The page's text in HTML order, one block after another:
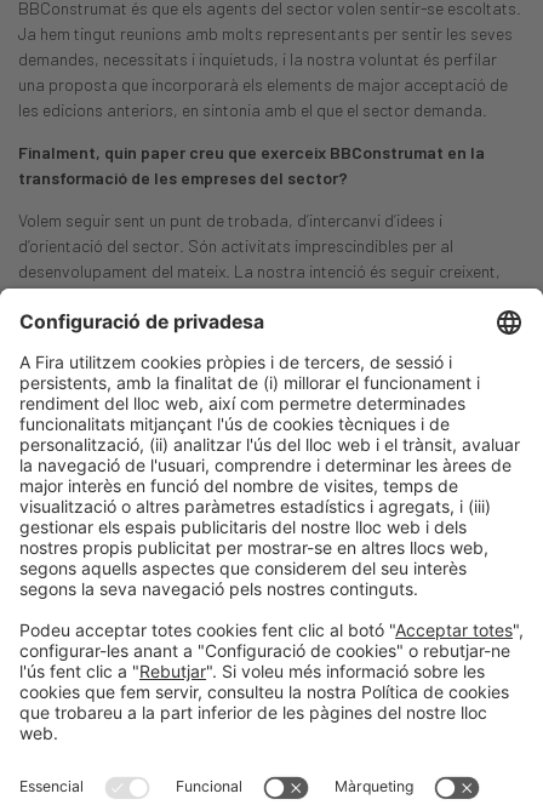
BBConstrumat és que els agents del sector volen sentir-se escoltats.
Ja hem tingut reunions amb molts representants per sentir les seves
demandes, necessitats i inquietuds, i la nostra voluntat és perfilar
una proposta que incorporarà els elements de major acceptació de
les edicions anteriors, en sintonia amb el que el sector demanda.
Finalment, quin paper creu que exerceix BBConstrumat en la
transformació de les empreses del sector?
Volem seguir sent un punt de trobada, d’intercanvi d’idees i
d’orientació del sector. Són activitats imprescindibles per al
desenvolupament del mateix. La nostra intenció és seguir creixent,
de professionals, empreses i institucions.
Post Anterior
Construint el futur
Següent Post
El arquitecto Jordi Pimàs analiza la materia como base
Barcelona-BBConstrumat
Informació generalAvís legal